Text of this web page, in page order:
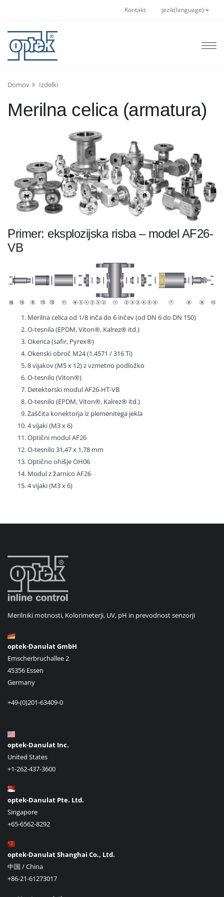
Kontakt jezik(language)
Domov Izdelki
Merilna celica (armatura)
Primer: eksplozijska risba – model AF26-
VB
Merilna celica od 1/8 inča do 6 inčev (od DN 6 do DN 150)
O-tesnila (EPDM, Viton®, Kalrez® itd.)
Okenca (safir, Pyrex®)
Okenski obroč M24 (1.4571 / 316 Ti)
8 vijakov (M5 x 12) z vzmetno podložko
O-tesnilo (Viton®)
Detektorski modul AF26-HT-VB
O-tesnilo (EPDM, Viton®, Kalrez® itd.)
Zaščita konektorja iz plemenitega jekla
4 vijaki (M3 x 6)
Optični modul AF26
O-tesnilo 31,47 x 1,78 mm
Optično ohišje OH06
Modul z žarnico AF26
4 vijaki (M3 x 6)
Merilniki motnosti, Kolorimeterji, UV, pH in prevodnost senzorji
optek-Danulat GmbH
Emscherbruchallee 2
45356 Essen
Germany
+49-(0)201-63409-0
optek-Danulat Inc.
United States
+1-262-437-3600
optek-Danulat Pte. Ltd.
Singapore
+65-6562-8292
optek-Danulat Shanghai Co., Ltd.
中国 / China
+86-21-61273017